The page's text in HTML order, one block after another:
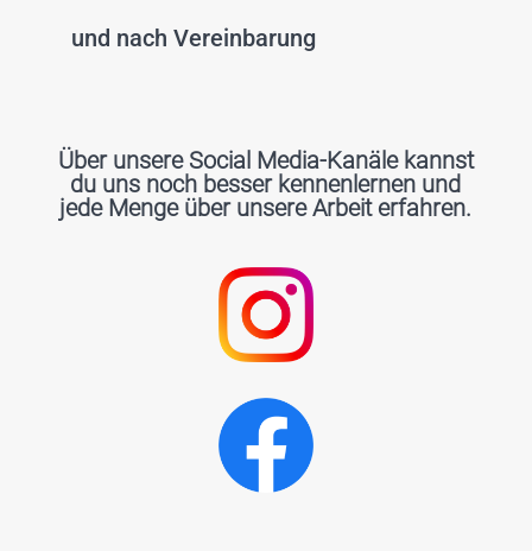
und nach Vereinbarung
Über unsere Social Media-Kanäle kannst
du uns noch besser kennenlernen und
jede Menge über unsere Arbeit erfahren.